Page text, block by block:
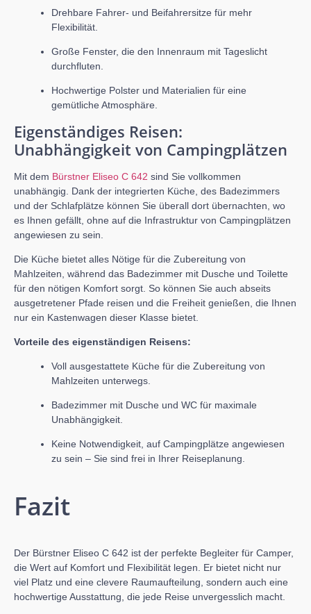
Drehbare Fahrer- und Beifahrersitze für mehr
Flexibilität.
Große Fenster, die den Innenraum mit Tageslicht
durchfluten.
Hochwertige Polster und Materialien für eine
gemütliche Atmosphäre.
Eigenständiges Reisen:
Unabhängigkeit von Campingplätzen
Mit dem Bürstner Eliseo C 642 sind Sie vollkommen
unabhängig. Dank der integrierten Küche, des Badezimmers
und der Schlafplätze können Sie überall dort übernachten, wo
es Ihnen gefällt, ohne auf die Infrastruktur von Campingplätzen
angewiesen zu sein.
Die Küche bietet alles Nötige für die Zubereitung von
Mahlzeiten, während das Badezimmer mit Dusche und Toilette
für den nötigen Komfort sorgt. So können Sie auch abseits
ausgetretener Pfade reisen und die Freiheit genießen, die Ihnen
nur ein Kastenwagen dieser Klasse bietet.
Vorteile des eigenständigen Reisens:
Voll ausgestattete Küche für die Zubereitung von
Mahlzeiten unterwegs.
Badezimmer mit Dusche und WC für maximale
Unabhängigkeit.
Keine Notwendigkeit, auf Campingplätze angewiesen
zu sein – Sie sind frei in Ihrer Reiseplanung.
Fazit
Der Bürstner Eliseo C 642 ist der perfekte Begleiter für Camper,
die Wert auf Komfort und Flexibilität legen. Er bietet nicht nur
viel Platz und eine clevere Raumaufteilung, sondern auch eine
hochwertige Ausstattung, die jede Reise unvergesslich macht.